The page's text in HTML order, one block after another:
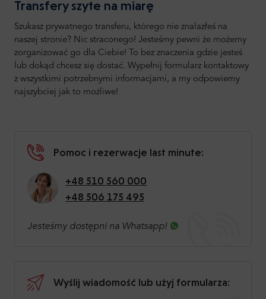
Transfery szyte na miarę
Szukasz prywatnego transferu, którego nie znalazłeś na
naszej stronie? Nic straconego! Jesteśmy pewni że możemy
zorganizować go dla Ciebie! To bez znaczenia gdzie jesteś
lub dokąd chcesz się dostać. Wypełnij formularz kontaktowy
z wszystkimi potrzebnymi informacjami, a my odpowiemy
najszybciej jak to możliwe!
Pomoc i rezerwacje last minute:
+48 510 560 000
+48 506 175 495
Jesteśmy dostępni na Whatsapp!
Wyślij wiadomość lub użyj formularza: